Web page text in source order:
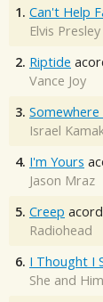
1. Can't Help
Elvis Presley
2. Riptide
Vance Joy
3.
Israel
4. I'm Yours
Jason Mraz
5. Creep
Radiohead
6. I Thought I
She and Him